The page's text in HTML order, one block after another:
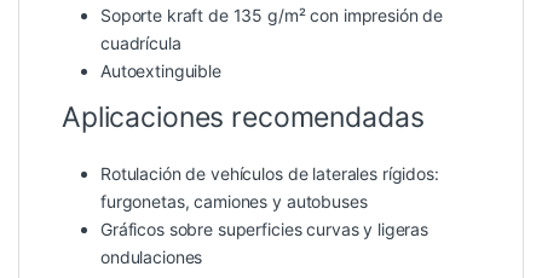
Soporte kraft de 135 g/m² con impresión de
cuadrícula
Autoextinguible
Aplicaciones recomendadas
Rotulación de vehículos de laterales rígidos:
furgonetas, camiones y autobuses
Gráficos sobre superficies curvas y ligeras
ondulaciones